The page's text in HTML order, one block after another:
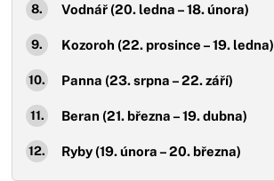
Vodnář (20. ledna – 18. února)
Kozoroh (22. prosince – 19. ledna)
Panna (23. srpna – 22. září)
Beran (21. března – 19. dubna)
Ryby (19. února – 20. března)